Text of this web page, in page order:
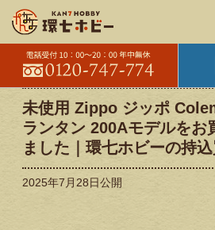
未使用 Zippo ジッポ
ランタン 200Aモデルをお
ました｜環七ホビーの持
2025年7月28日公開